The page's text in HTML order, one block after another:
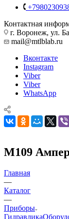
Контактная
г. Воронеж, ул.
mail@mtlblab.ru
Вконтакте
Instagram
Viber
Viber
WhatsApp
М109
Главная
—
Каталог
—
Приборы
Гидравлика